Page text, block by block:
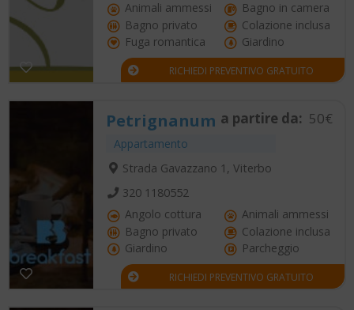
Animali ammessi
Bagno in camera
Bagno privato
Colazione inclusa
Fuga romantica
Giardino
RICHIEDI PREVENTIVO GRATUITO
Petrignanum
Appartamento
a partire da: 50€
Strada Gavazzano 1, Viterbo
320 1180552
Angolo cottura
Animali ammessi
Bagno privato
Colazione inclusa
Giardino
Parcheggio
RICHIEDI PREVENTIVO GRATUITO